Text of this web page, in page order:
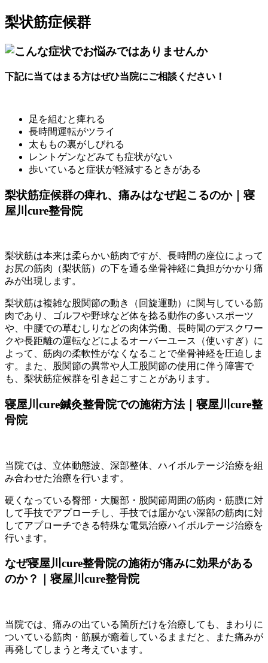
梨状筋症候群
下記に当てはまる方はぜひ当院にご相談ください！
足を組むと痺れる
長時間運転がツライ
太ももの裏がしびれる
レントゲンなどみても症状がない
歩いていると症状が軽減するときがある
梨状筋症候群の痺れ、痛みはなぜ起こるのか｜寝
屋川cure整骨院
梨状筋は本来は柔らかい筋肉ですが、長時間の座位によって
お尻の筋肉（梨状筋）の下を通る坐骨神経に負担がかかり痛
みが出現します。
梨状筋は複雑な股関節の動き（回旋運動）に関与している筋
肉であり、ゴルフや野球など体を捻る動作の多いスポーツ
や、中腰での草むしりなどの肉体労働、長時間のデスクワー
クや長距離の運転などによるオーバーユース（使いすぎ）に
よって、筋肉の柔軟性がなくなることで坐骨神経を圧迫しま
す。また、股関節の異常や人工股関節の使用に伴う障害で
も、梨状筋症候群を引き起こすことがあります。
寝屋川cure鍼灸整骨院での施術方法｜寝屋川cure整
骨院
当院では、立体動態波、深部整体、ハイボルテージ治療を組
み合わせた治療を行います。
硬くなっている臀部・大腿部・股関節周囲の筋肉・筋膜に対
して手技でアプローチし、手技では届かない深部の筋肉に対
してアプローチできる特殊な電気治療ハイボルテージ治療を
行います。
なぜ寝屋川cure整骨院の施術が痛みに効果がある
のか？｜寝屋川cure整骨院
当院では、痛みの出ている箇所だけを治療しても、まわりに
ついている筋肉・筋膜が癒着しているままだと、また痛みが
再発してしまうと考えています。